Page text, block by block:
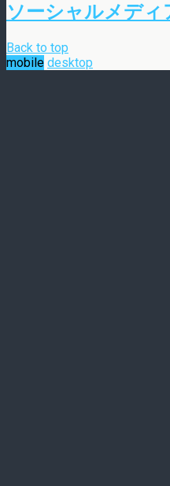
ソーシャルメディ
Back to top
mobile desktop